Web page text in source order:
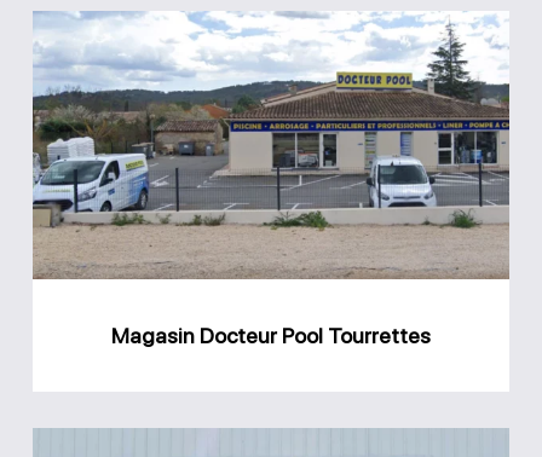
Magasin
Docteur
Pool
Tourrettes
Magasin Docteur Pool Tourrettes